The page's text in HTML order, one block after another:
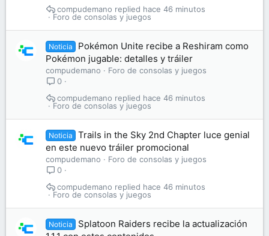
Foro de consolas y juegos
hace 46 minutos
compudemano
Noticia
Pokémon Unite recibe a Reshiram como
Pokémon jugable: detalles y tráiler
compudemano
Foro de consolas y juegos
0
Foro de consolas y juegos
hace 46 minutos
compudemano
Noticia
Trails in the Sky 2nd Chapter luce genial
en este nuevo tráiler promocional
compudemano
Foro de consolas y juegos
0
Foro de consolas y juegos
hace 46 minutos
compudemano
Noticia
Splatoon Raiders recibe la actualización